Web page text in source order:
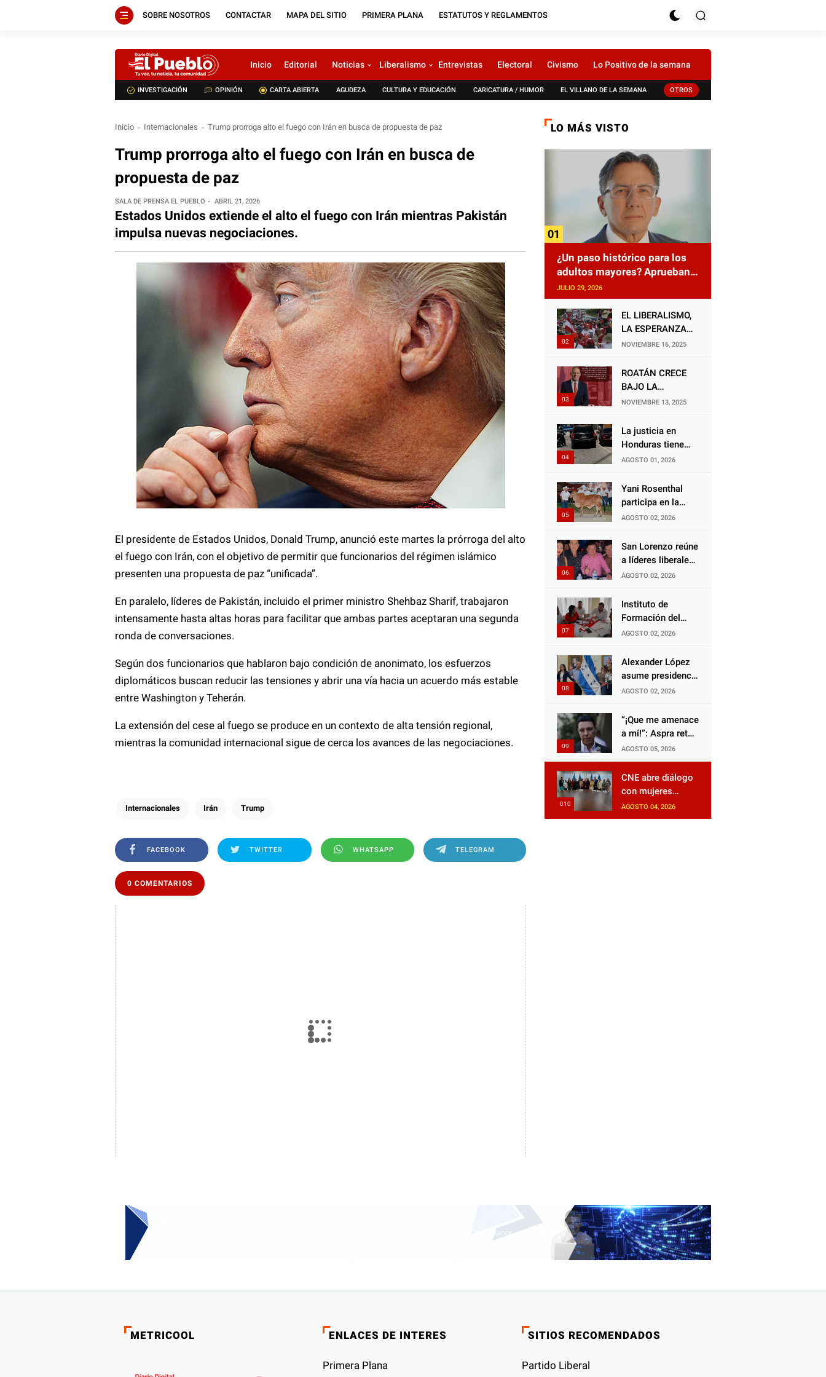
SOBRE NOSOTROS CONTACTAR MAPA DEL SITIO PRIMERA PLANA ESTATUTOS Y REGLAMENTOS
Inicio Editorial Noticias Liberalismo Entrevistas Electoral Civismo Lo Positivo de la semana
INVESTIGACIÓN OPINIÓN CARTA ABIERTA AGUDEZA CULTURA Y EDUCACIÓN CARICATURA / HUMOR EL VILLANO DE LA SEMANA OTROS
Inicio Internacionales Trump prorroga alto el fuego con Irán en busca de propuesta de paz
Trump prorroga alto el fuego con Irán en busca de
propuesta de paz
SALA DE PRENSA EL PUEBLO ABRIL 21, 2026
Estados Unidos extiende el alto el fuego con Irán mientras Pakistán
impulsa nuevas negociaciones.
El presidente de Estados Unidos, Donald Trump, anunció este martes la prórroga del alto
el fuego con Irán, con el objetivo de permitir que funcionarios del régimen islámico
presenten una propuesta de paz “unificada”.
En paralelo, líderes de Pakistán, incluido el primer ministro Shehbaz Sharif, trabajaron
intensamente hasta altas horas para facilitar que ambas partes aceptaran una segunda
ronda de conversaciones.
Según dos funcionarios que hablaron bajo condición de anonimato, los esfuerzos
diplomáticos buscan reducir las tensiones y abrir una vía hacia un acuerdo más estable
entre Washington y Teherán.
La extensión del cese al fuego se produce en un contexto de alta tensión regional,
mientras la comunidad internacional sigue de cerca los avances de las negociaciones.
Internacionales Irán Trump
FACEBOOK TWITTER WHATSAPP TELEGRAM
0 COMENTARIOS
LO MÁS VISTO
¿Un paso histórico para los
adultos mayores? Aprueban
reforma impulsada por el
diputado Salomón Nazar para
fortalecer su protección en
Honduras
JULIO 29, 2026
EL LIBERALISMO,
LA ESPERANZA
QUE RENACE
NOVIEMBRE 16, 2025
ROATÁN CRECE
BAJO LA
ALCALDÍA DE RON
GESTOR ALIADO
DE LA
NOVIEMBRE 13, 2025
La justicia en
Honduras tiene
una deuda
animales, y
negarse a castigar
Choloma es
consolidar un
Estado que
y abandona al
inocente.
AGOSTO 01, 2026
Yani Rosenthal
participa en la
Feria Nacional
2026
AGOSTO 02, 2026
San Lorenzo reúne
a líderes liberales
en jornada de
unidad
AGOSTO 02, 2026
Instituto de
Formación del
Partido Liberal
liderazgo con
jornadas de
AGOSTO 02, 2026
Alexander López
asume presidencia
del Consejo
de El Progreso
para el Censo
AGOSTO 02, 2026
“¡Que me amenace
a mí!”: Aspra reta
a JOH y exige que
siga tras las rejas
AGOSTO 05, 2026
CNE abre diálogo
con mujeres
políticas para
impulsar reformas
AGOSTO 04, 2026
METRICOOL ENLACES DE INTERES
Primera Plana
SITIOS RECOMENDADOS
Partido Liberal